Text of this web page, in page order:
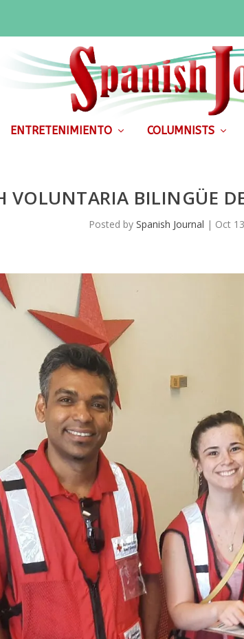
ENTRETENIMIENTO COLUMNISTS
VOLUNTARIA BILINGÜE
Posted by Spanish Journal | Oct